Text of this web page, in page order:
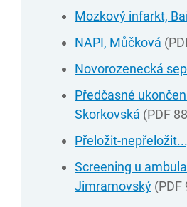
Mozkový infarkt,
NAPI, Můčková
Novorozenecká
Předčasné
Skorkovská (PDF
Přeložit-
Screening u
Jimramovský (PDF